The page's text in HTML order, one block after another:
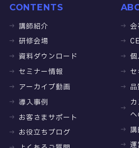
CONTENTS
講師紹介
研修会場
資料ダウンロード
セミナー情報
アーカイブ動画
導入事例
お客さまサポート
お役立ちブログ